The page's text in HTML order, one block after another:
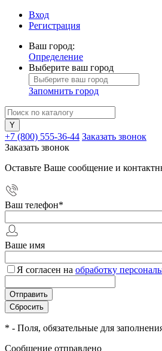
Вход
Регистрация
Ваш город:
Определение
Выберите ваш город
Запомнить город
+7 (800) 555-36-44 Заказать звонок
Заказать звонок
Оставьте Ваше сообщение и
Ваш телефон*
Ваше имя
Я согласен на обработку
* - Поля, обязательные для
Сообщение отправлено